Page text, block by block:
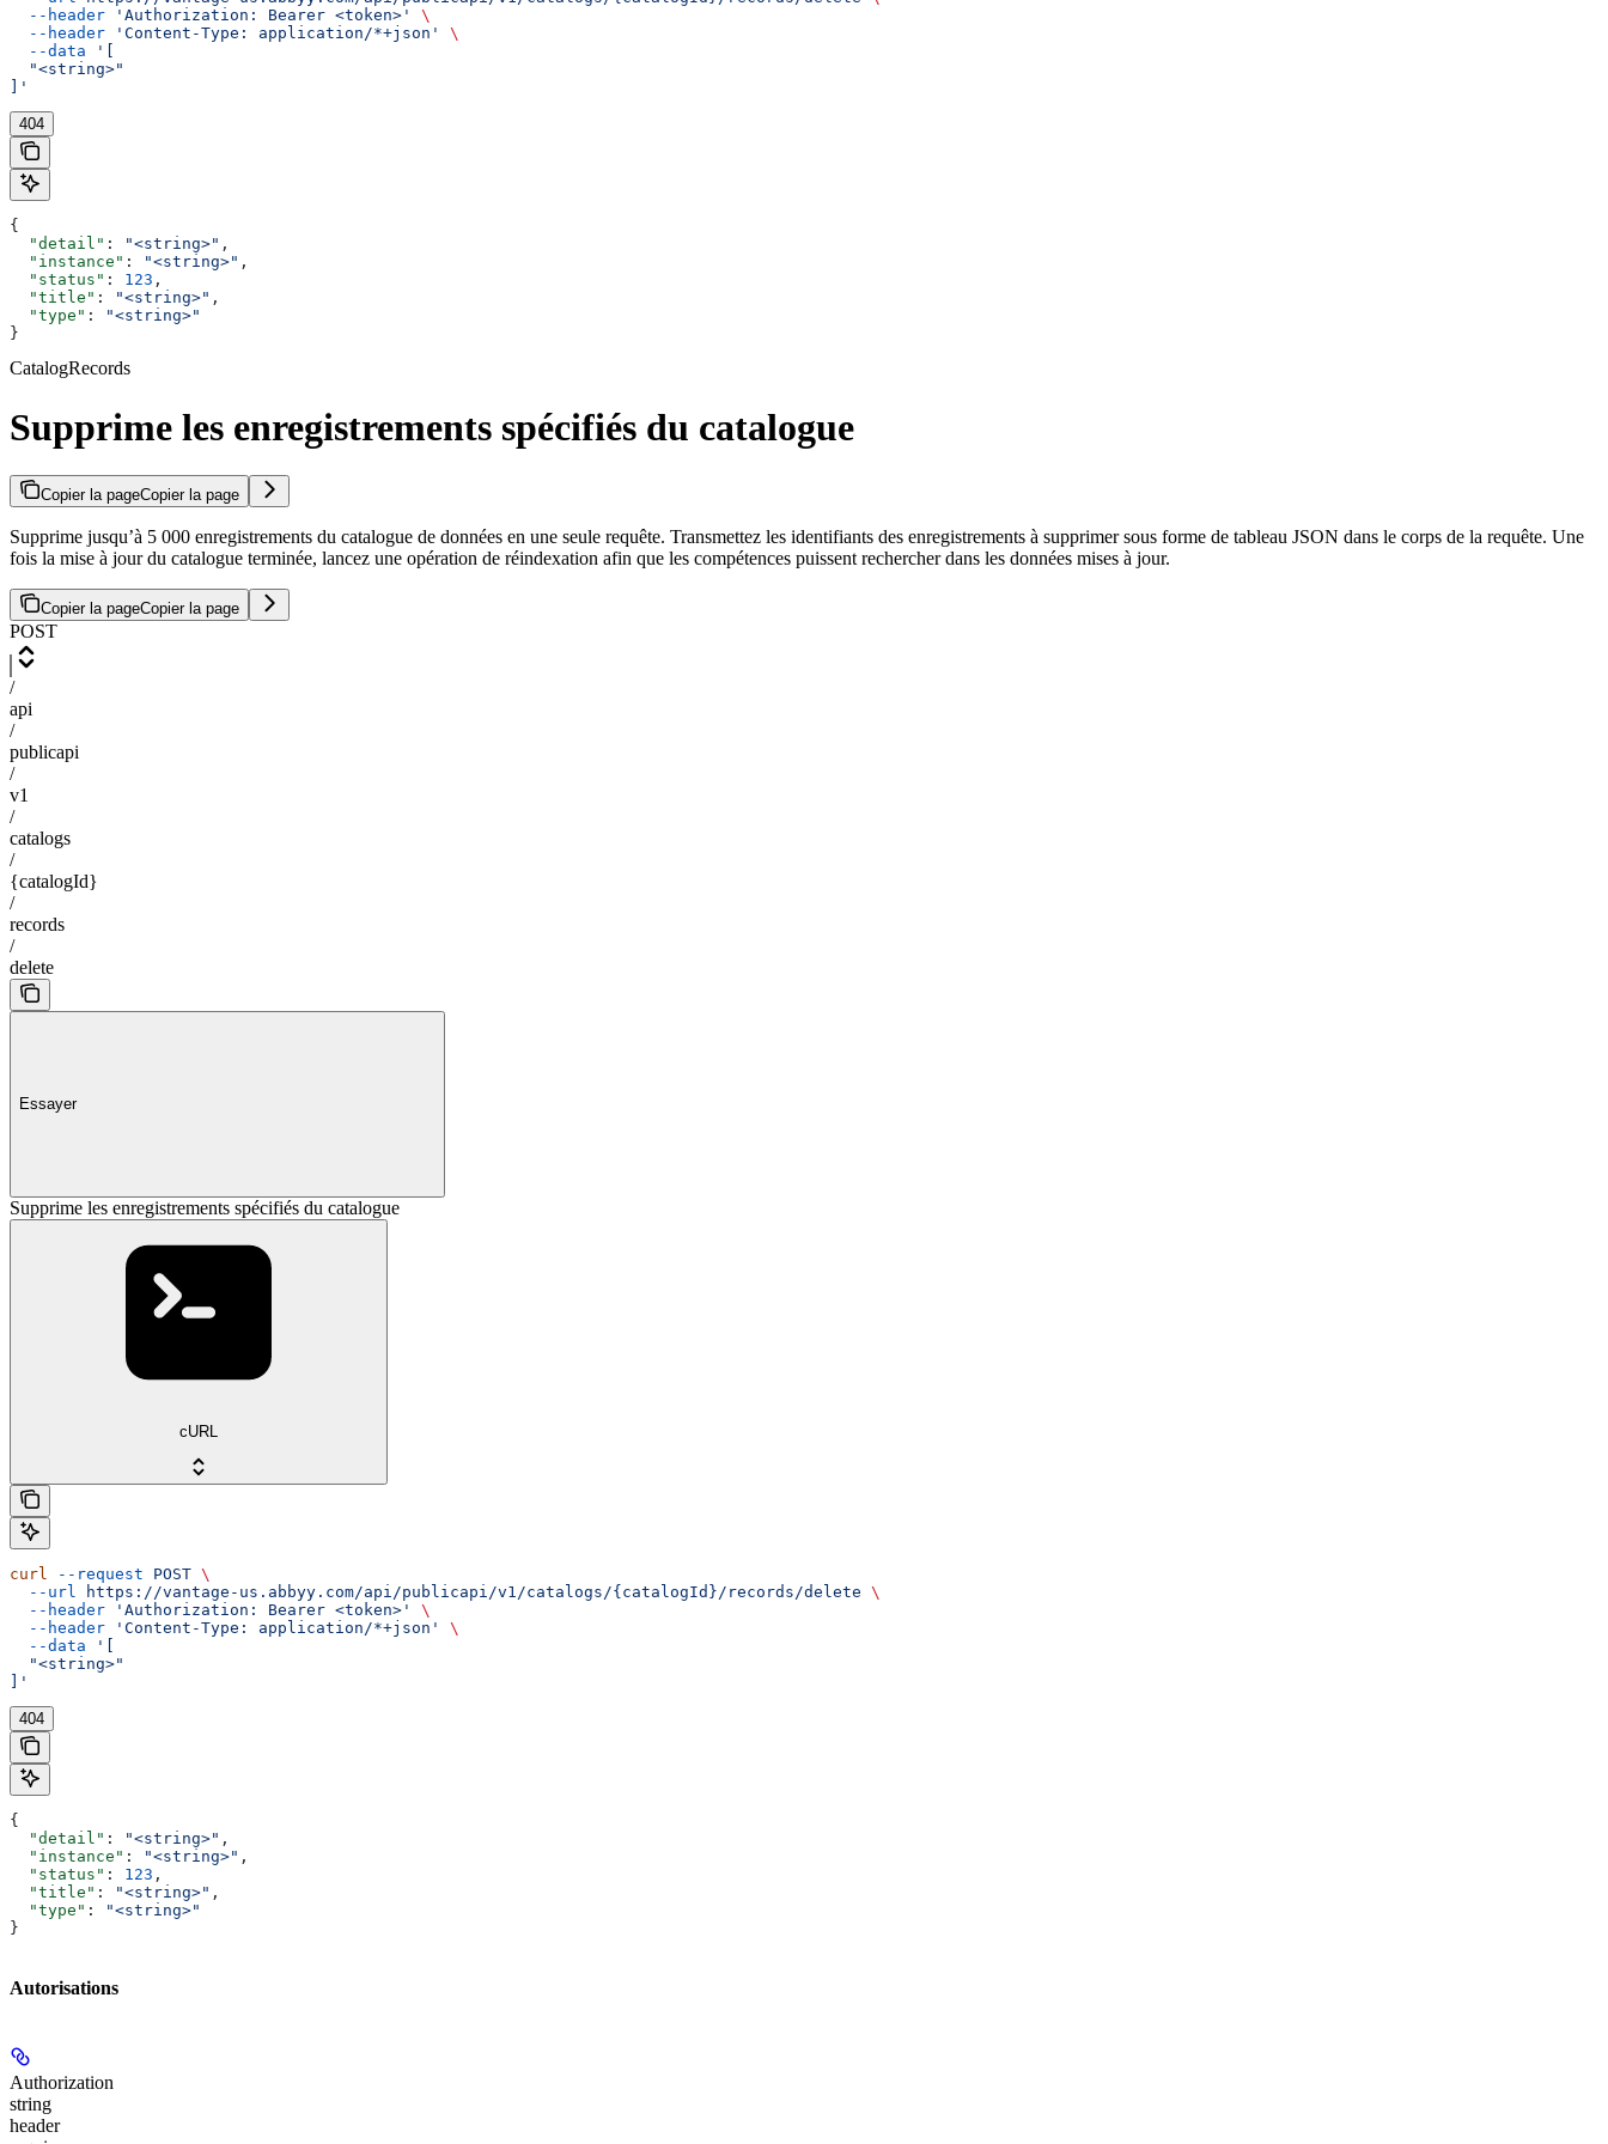
  --header
'Authorization: Bearer <token>'
\
  --header
'Content-Type: application/*+json'
\
  --data
'[
  "<string>"
]'
404
{
  "detail"
: "<string>" ,
  "instance"
: "<string>" ,
  "status"
: 123 ,
  "title"
: "<string>" ,
  "type"
:
"<string>"
}
CatalogRecords
Supprime les enregistrements spécifiés du catalogue
Copier la pageCopier la page
Supprime jusqu’à 5 000 enregistrements du catalogue de données en une seule requête. Transmettez les identifiants des enregistrements à supprimer sous forme de tableau JSON dans le corps de la requête. Une
fois la mise à jour du catalogue terminée, lancez une opération de réindexation afin que les compétences puissent rechercher dans les données mises à jour.
Copier la pageCopier la page
POST
/
api
/
publicapi
/
v1
/
catalogs
/
{catalogId}
/
records
/
delete
Essayer
Supprime les enregistrements spécifiés du catalogue
cURL
curl --request POST \
  --url
https://vantage-us.abbyy.com/api/publicapi/v1/catalogs/{catalogId}/records/delete \
  --header
'Authorization: Bearer <token>'
\
  --header
'Content-Type: application/*+json'
\
  --data
'[
  "<string>"
]'
404
{
  "detail"
: "<string>" ,
  "instance"
: "<string>" ,
  "status"
: 123 ,
  "title"
: "<string>" ,
  "type"
:
"<string>"
}
Autorisations
Authorization
string
header